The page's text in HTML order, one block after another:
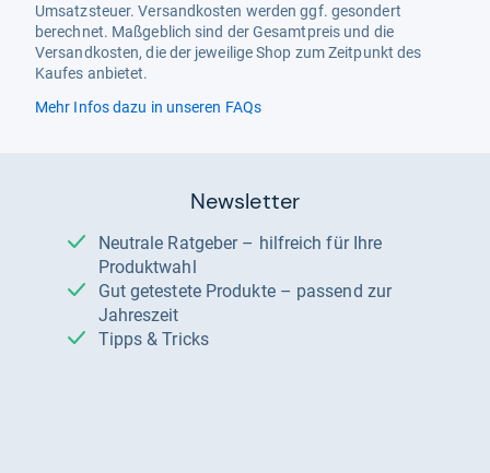
Umsatzsteuer. Versandkosten werden ggf. gesondert
berechnet. Maßgeblich sind der Gesamtpreis und die
Versandkosten, die der jeweilige Shop zum Zeitpunkt des
Kaufes anbietet.
Mehr Infos dazu in unseren FAQs
Newsletter
Neutrale Ratgeber – hilfreich für Ihre
Produktwahl
Gut getestete Produkte – passend zur
Jahreszeit
Tipps & Tricks